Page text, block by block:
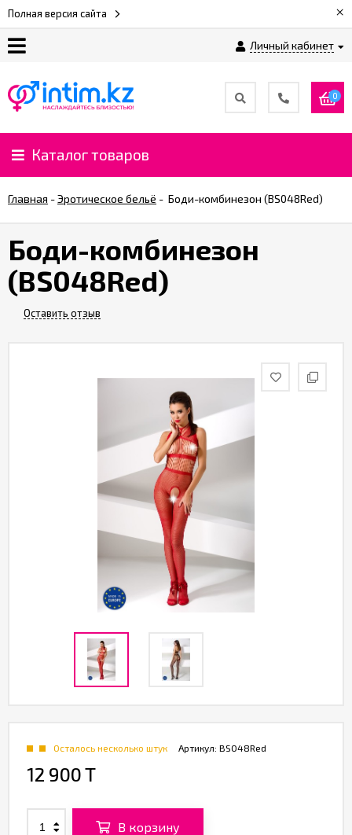
Полная версия сайта ×
Личный кабинет
нас
Доставка
и
%
CashBack
0
Каталог товаров
Главная -Эротическое бельё - Боди-комбинезон (BS048Red)
Боди-комбинезон
(BS048Red)
Оставить отзыв
Артикул: BS048Red
Осталось несколько штук
12 900 T
В корзину